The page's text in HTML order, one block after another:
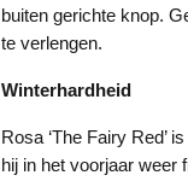
buiten gerichte knop.
te verlengen.
Winterhardheid
Rosa ‘The Fairy Red’
hij in het voorjaar weer